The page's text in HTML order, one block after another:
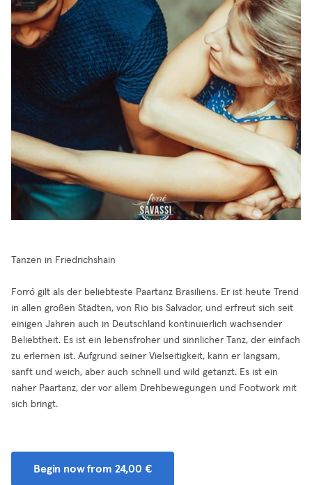
Tanzen in Friedrichshain
Forró gilt als der beliebteste Paartanz Brasiliens. Er ist heute Trend
in allen großen Städten, von Rio bis Salvador, und erfreut sich seit
einigen Jahren auch in Deutschland kontinuierlich wachsender
Beliebtheit. Es ist ein lebensfroher und sinnlicher Tanz, der einfach
zu erlernen ist. Aufgrund seiner Vielseitigkeit, kann er langsam,
sanft und weich, aber auch schnell und wild getanzt. Es ist ein
naher Paartanz, der vor allem Drehbewegungen und Footwork mit
sich bringt.
Begin now from 24,00 €